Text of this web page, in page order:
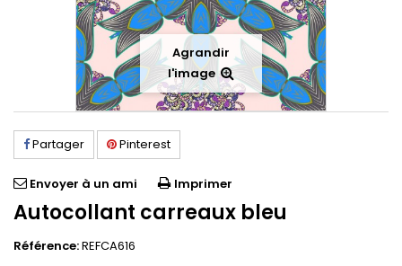
Agrandir
l'image
Partager Pinterest
Envoyer à un ami Imprimer
Autocollant carreaux bleu
Référence:REFCA616